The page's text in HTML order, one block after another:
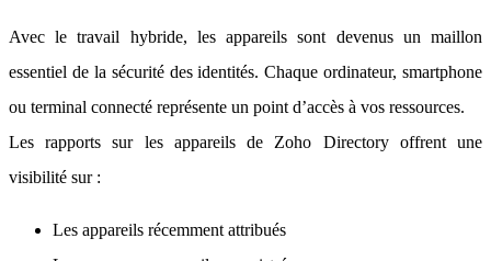
Avec le travail hybride, les appareils sont devenus un maillon
essentiel de la sécurité des identités. Chaque ordinateur, smartphone
ou terminal connecté représente un point d’accès à vos ressources.
Les rapports sur les appareils de Zoho Directory offrent une
visibilité sur :
Les appareils récemment attribués